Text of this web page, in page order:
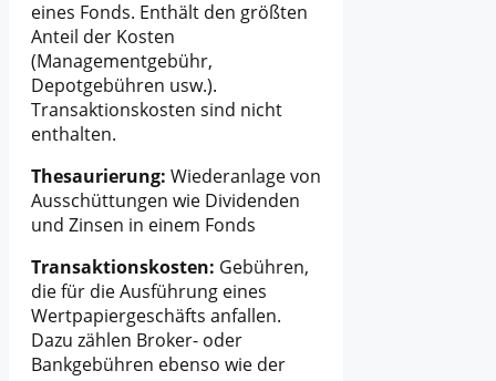
eines Fonds. Enthält den größten
Anteil der Kosten
(Managementgebühr,
Depotgebühren usw.).
Transaktionskosten sind nicht
enthalten.
Thesaurierung: Wiederanlage von
Ausschüttungen wie Dividenden
und Zinsen in einem Fonds
Transaktionskosten: Gebühren,
die für die Ausführung eines
Wertpapiergeschäfts anfallen.
Dazu zählen Broker- oder
Bankgebühren ebenso wie der